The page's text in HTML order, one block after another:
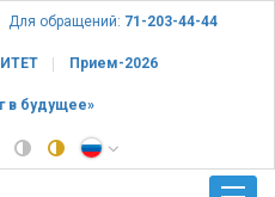
Для обращений: 71-203-44-44
Прием-2026
в будущее»